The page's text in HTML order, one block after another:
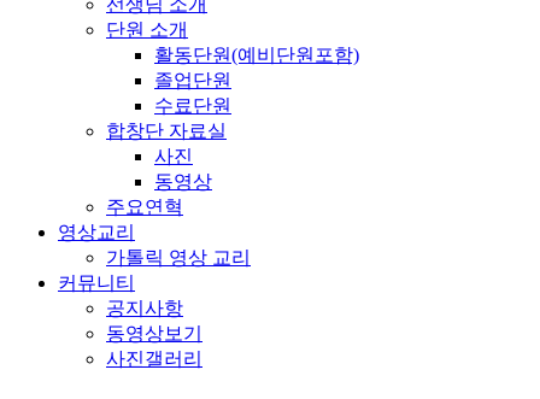
단원 소개
활동단원(예비단원포함)
졸업단원
수료단원
합창단 자료실
사진
동영상
주요연혁
영상교리
가톨릭 영상 교리
커뮤니티
공지사항
동영상보기
사진갤러리